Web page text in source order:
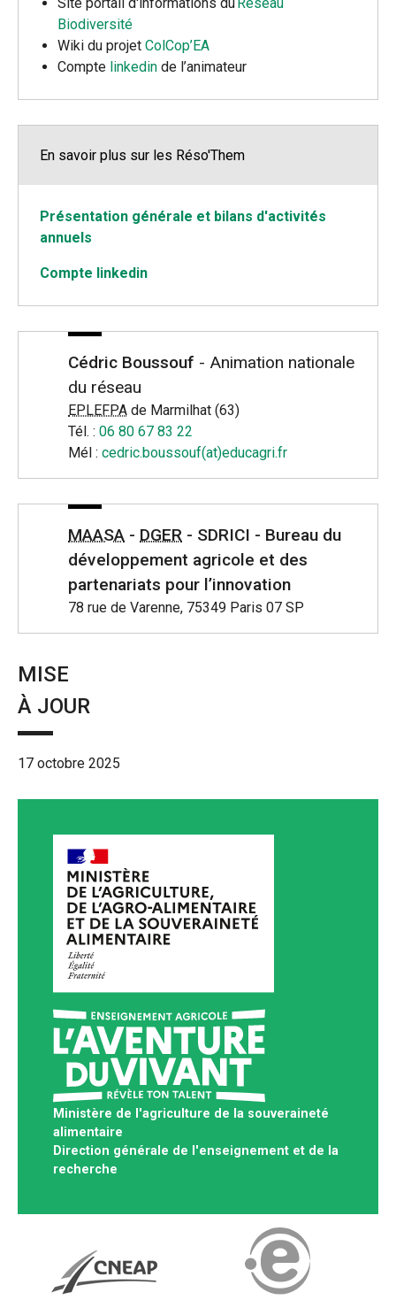
Biodiversité
Wiki du projet ColCop’EA
Compte linkedin de l’animateur
En savoir plus sur les Réso'Them
Présentation générale et bilans d'activités
annuels
Compte linkedin
Cédric Boussouf - Animation nationale
du réseau
EPLEFPA de Marmilhat (63)
Tél. : 06 80 67 83 22
Mél : cedric.boussouf(at)educagri.fr
MAASA - DGER - SDRICI - Bureau du
développement agricole et des
partenariats pour l’innovation
78 rue de Varenne, 75349 Paris 07 SP
MISE
À JOUR
17 octobre 2025
Ministère de l'agriculture de la souveraineté
alimentaire
Direction générale de l'enseignement et de la
recherche